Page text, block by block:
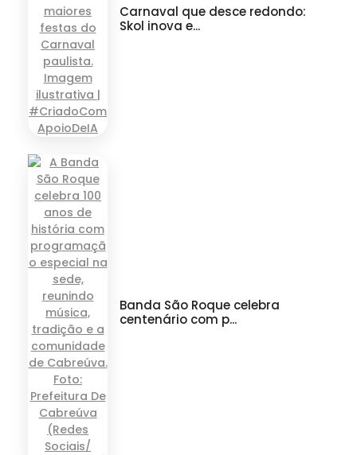
Carnaval que desce redondo:
Skol inova e...
Banda São Roque celebra
centenário com p...